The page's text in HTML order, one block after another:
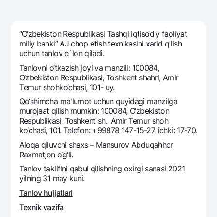
Talab qilib olinguncha USD
Oltin omonat
NBU’dan oltin quymalar
Kumush omonat
Visa
Visa FIFA
Mastercard
Ish haqi
Garmin pay
Tariflar
Milliy mobil ilovasi
Ko'p beriladigan savollar
Sayt bo‘yicha qidiring
Qidirish
Ko'p beriladigan savollar
Matbuot markazi
“O‘zbеkiston Rеspublikasi Tashqi iqtisodiy faoliyat
miliy banki” AJ chop etish tеxnikasini xarid qilish
uchun tanlov e`lon qiladi.
Tanlovni o‘tkazish joyi va manzili: 100084,
O‘zbekiston Respublikasi, Toshkent shahri, Amir
Tеmur shohko‘chasi, 101- uy.
Qo‘shimcha ma'lumot uchun quyidagi manzilga
murojaat qilish mumkin: 100084, O‘zbekiston
Respublikasi, Toshkent sh., Amir Temur shoh
ko‘chasi, 101. Telefon: +99878 147-15-27, ichki: 17-70.
Aloqa qiluvchi shaxs – Mansurov Abduqahhor
Raxmatjon o‘g‘li.
Tanlov taklifini qabul qilishning oxirgi sanasi 2021
yilning 31 may kuni.
Tanlov hujjatlari
Texnik vazifa